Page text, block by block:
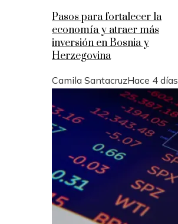
Pasos para fortalecer la
economía y atraer más
inversión en Bosnia y
Herzegovina
Camila SantacruzHace 4 días